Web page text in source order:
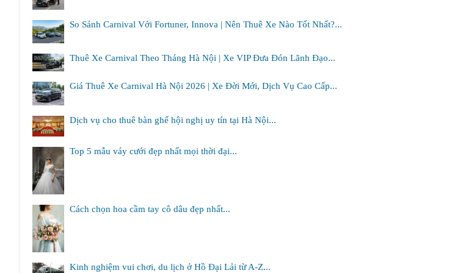
So Sánh Carnival Với Fortuner, Innova | Nên Thuê Xe Nào Tốt Nhất?...
Thuê Xe Carnival Theo Tháng Hà Nội | Xe VIP Đưa Đón Lãnh Đạo...
Giá Thuê Xe Carnival Hà Nội 2026 | Xe Đời Mới, Dịch Vụ Cao Cấp...
Dịch vụ cho thuê bàn ghế hội nghị uy tín tại Hà Nội...
Top 5 mẫu váy cưới đẹp nhất mọi thời đại...
Cách chọn hoa cầm tay cô dâu đẹp nhất...
Kinh nghiệm vui chơi, du lịch ở Hồ Đại Lải từ A-Z...